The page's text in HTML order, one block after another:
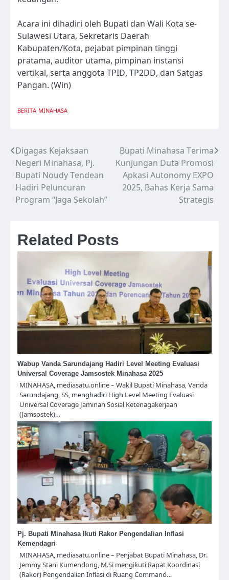
Acara ini dihadiri oleh Bupati dan Wali Kota se-
Sulawesi Utara, Sekretaris Daerah
Kabupaten/Kota, pejabat pimpinan tinggi
pratama, auditor utama, pimpinan instansi
vertikal, serta anggota TPID, TP2DD, dan Satgas
Pangan. (Win)
BERITA MINAHASA
Navigasi
pos
Digagas Kejaksaan
Negeri Minahasa, Pj.
Bupati Noudy Tendean
Hadiri Peluncuran
Program “Jaga Sekolah”
Bupati Minahasa Terima
Kunjungan Duta Promosi
Apkasi Autonomy EXPO
2025, Bahas Kerja Sama
Strategis
Related Posts
Wabup Vanda Sarundajang Hadiri Level Meeting Evaluasi
Universal Coverage Jamsostek Minahasa 2025
MINAHASA, mediasatu.online – Wakil Bupati Minahasa, Vanda
Sarundajang, SS, menghadiri High Level Meeting Evaluasi
Universal Coverage Jaminan Sosial Ketenagakerjaan
(Jamsostek)…
Pj. Bupati Minahasa Ikuti Rakor Pengendalian Inflasi
Kemendagri
MINAHASA, mediasatu.online – Penjabat Bupati Minahasa, Dr.
Jemmy Stani Kumendong, M.Si mengikuti Rapat Koordinasi
(Rakor) Pengendalian Inflasi di Ruang Command…